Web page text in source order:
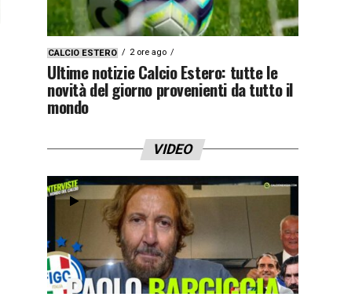
CALCIO ESTERO 2 ore ago
Ultime notizie Calcio Estero: tutte le
novità del giorno provenienti da tutto il
mondo
VIDEO